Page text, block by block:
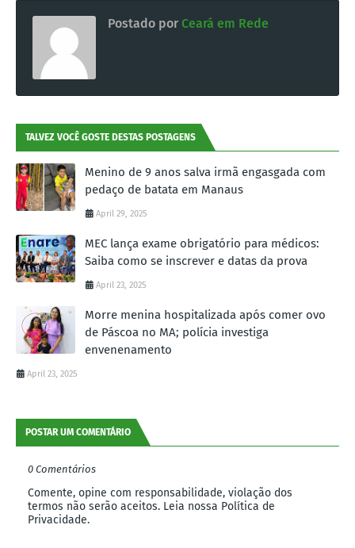
Postado por Ceará em Rede
TALVEZ VOCÊ GOSTE DESTAS POSTAGENS
Menino de 9 anos salva irmã engasgada com
pedaço de batata em Manaus
April 29, 2025
MEC lança exame obrigatório para médicos:
Saiba como se inscrever e datas da prova
April 23, 2025
Morre menina hospitalizada após comer ovo
de Páscoa no MA; polícia investiga
envenenamento
April 23, 2025
POSTAR UM COMENTÁRIO
0 Comentários
Comente, opine com responsabilidade, violação dos
termos não serão aceitos. Leia nossa Política de
Privacidade.